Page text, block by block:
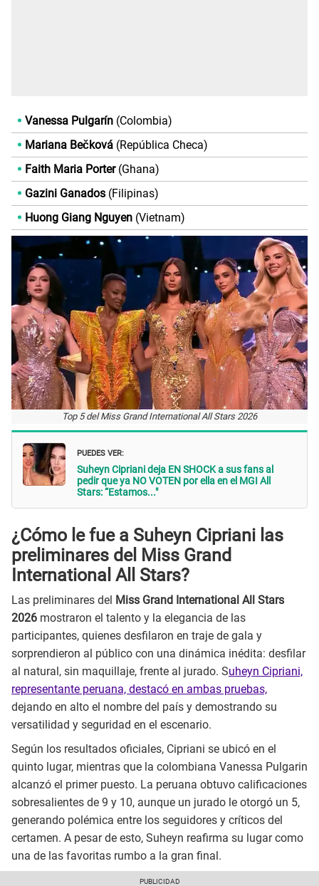
Vanessa Pulgarín(Colombia)
Mariana Bečková(República Checa)
Faith Maria Porter(Ghana)
Gazini Ganados(Filipinas)
Huong Giang Nguyen(Vietnam)
Top 5 del Miss Grand International All Stars 2026
PUEDES VER:
Suheyn Cipriani deja EN SHOCK a sus fans al
pedir que ya NO VOTEN por ella en el MGI All
Stars: “Estamos..."
¿Cómo le fue a Suheyn Cipriani las
preliminares del Miss Grand
International All Stars?
Las preliminares del Miss Grand International All Stars
2026 mostraron el talento y la elegancia de las
participantes, quienes desfilaron en traje de gala y
sorprendieron al público con una dinámica inédita: desfilar
al natural, sin maquillaje, frente al jurado. Suheyn Cipriani,
representante peruana, destacó en ambas pruebas,
dejando en alto el nombre del país y demostrando su
versatilidad y seguridad en el escenario.
Según los resultados oficiales, Cipriani se ubicó en el
quinto lugar, mientras que la colombiana Vanessa Pulgarin
alcanzó el primer puesto. La peruana obtuvo calificaciones
sobresalientes de 9 y 10, aunque un jurado le otorgó un 5,
generando polémica entre los seguidores y críticos del
certamen. A pesar de esto, Suheyn reafirma su lugar como
una de las favoritas rumbo a la gran final.